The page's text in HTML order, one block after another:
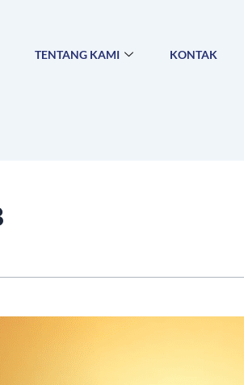
TENTANG KAMI KONTAK